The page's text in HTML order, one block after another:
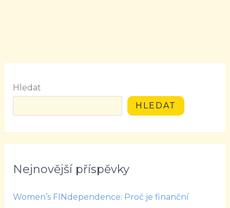
Hledat
HLEDAT
Nejnovější příspěvky
Women’s FINdependence: Proč je finanční